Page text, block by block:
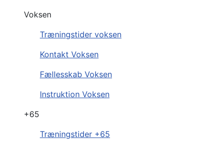
Voksen
Træningstider voksen
Kontakt Voksen
Fællesskab Voksen
Instruktion Voksen
+65
Træningstider +65